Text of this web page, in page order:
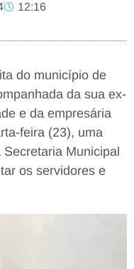
12:16
do município de
da sua ex-
e da empresária
feira (23), uma
Municipal
os servidores e